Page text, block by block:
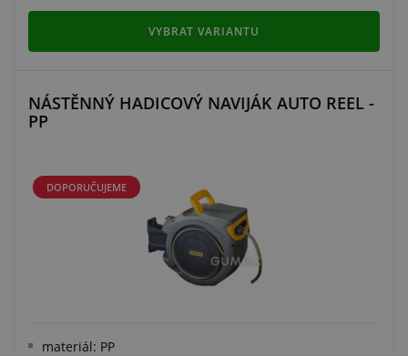
VYBRAT VARIANTU
NÁSTĚNNÝ HADICOVÝ NAVIJÁK AUTO REEL -
PP
DOPORUČUJEME
materiál: PP